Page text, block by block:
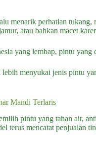
menarik perhatian
atau bahkan macet
yang lembap, pintu yang
menyukai jenis pintu
Mandi Terlaris
pintu yang tahan air,
terus mencatat penjualan